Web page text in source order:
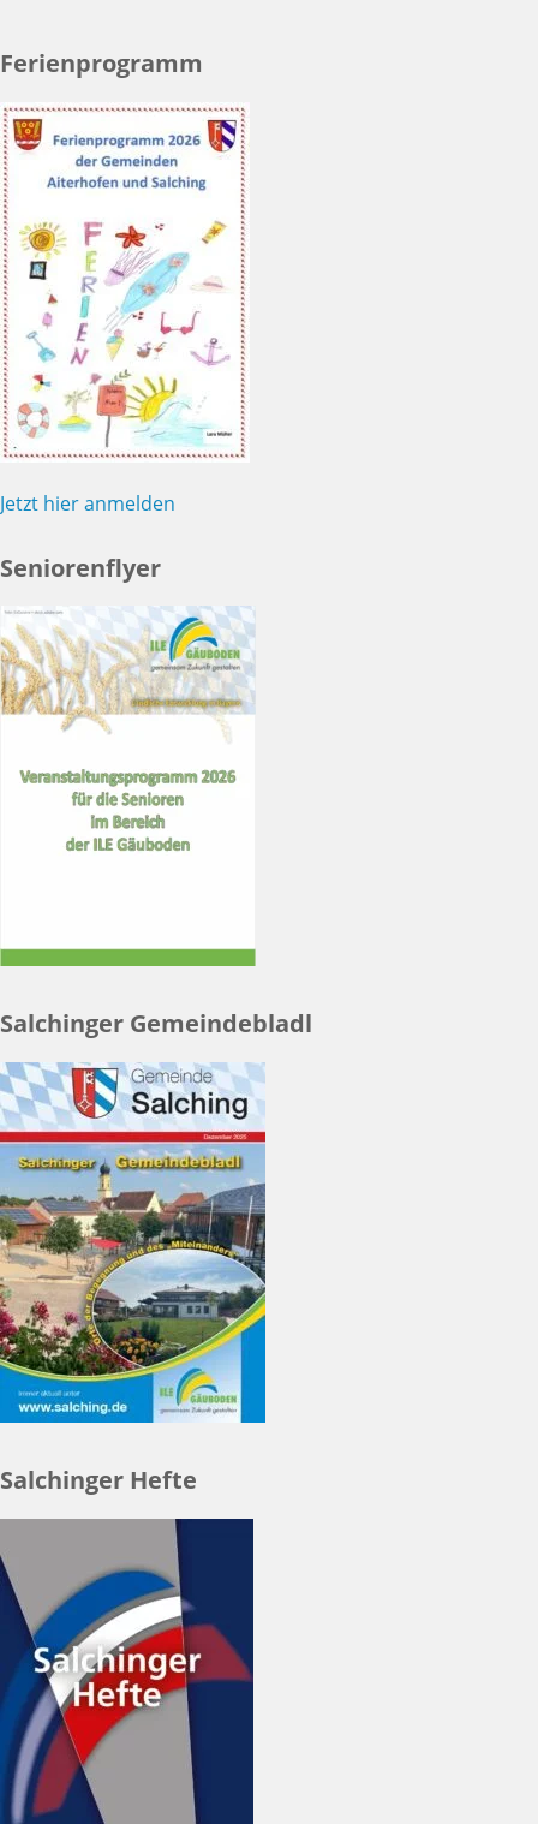
Ferienprogramm
Jetzt hier anmelden
Seniorenflyer
Salchinger Gemeindebladl
Salchinger Hefte